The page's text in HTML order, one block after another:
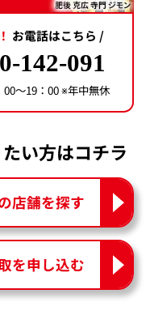
お電話はこちら /
142-091
00〜19：00 ※年中無休
い方はコチラ
店舗を探す
を申し込む